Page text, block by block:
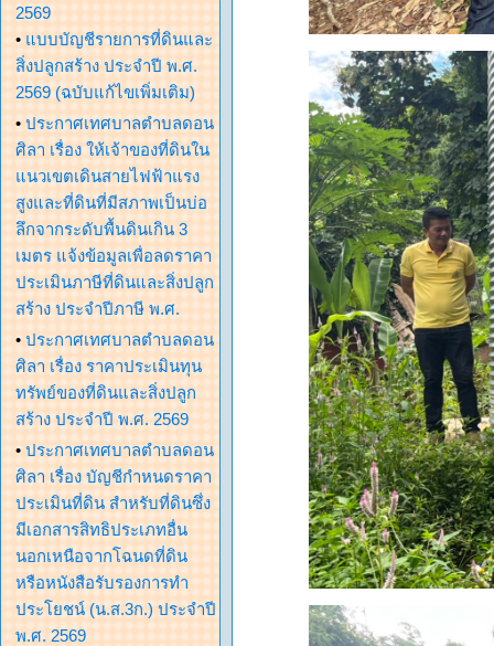
2569
• แบบบัญชีรายการที่ดินและ
สิ่งปลูกสร้าง ประจำปี พ.ศ.
2569 (ฉบับแก้ไขเพิ่มเติม)
• ประกาศเทศบาลตำบลดอน
ศิลา เรื่อง ให้เจ้าของที่ดินใน
แนวเขตเดินสายไฟฟ้าแรง
สูงและที่ดินที่มีสภาพเป็นบ่อ
ลึกจากระดับพื้นดินเกิน 3
เมตร แจ้งข้อมูลเพื่อลดราคา
ประเมินภาษีที่ดินและสิ่งปลูก
สร้าง ประจำปีภาษี พ.ศ.
• ประกาศเทศบาลตำบลดอน
ศิลา เรื่อง ราคาประเมินทุน
ทรัพย์ของที่ดินและสิ่งปลูก
สร้าง ประจำปี พ.ศ. 2569
• ประกาศเทศบาลตำบลดอน
ศิลา เรื่อง บัญชีกำหนดราคา
ประเมินที่ดิน สำหรับที่ดินซึ่ง
มีเอกสารสิทธิประเภทอื่น
นอกเหนือจากโฉนดที่ดิน
หรือหนังสือรับรองการทำ
ประโยชน์ (น.ส.3ก.) ประจำปี
พ.ศ. 2569